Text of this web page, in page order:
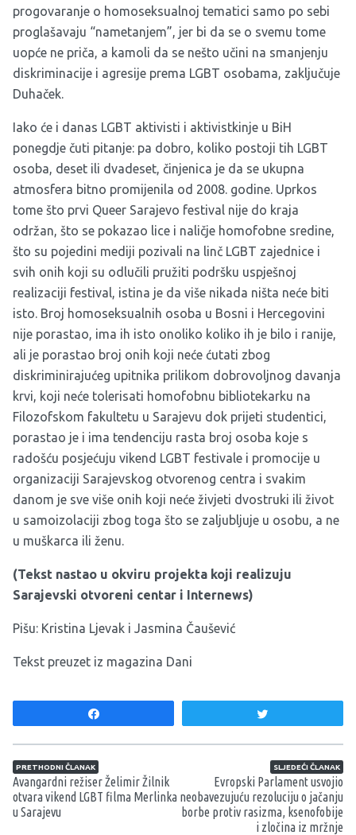
progovaranje o homoseksualnoj tematici samo po sebi
proglašavaju “nametanjem”, jer bi da se o svemu tome
uopće ne priča, a kamoli da se nešto učini na smanjenju
diskriminacije i agresije prema LGBT osobama, zaključuje
Duhaček.
Iako će i danas LGBT aktivisti i aktivistkinje u BiH
ponegdje čuti pitanje: pa dobro, koliko postoji tih LGBT
osoba, deset ili dvadeset, činjenica je da se ukupna
atmosfera bitno promijenila od 2008. godine. Uprkos
tome što prvi Queer Sarajevo festival nije do kraja
održan, što se pokazao lice i naličje homofobne sredine,
što su pojedini mediji pozivali na linč LGBT zajednice i
svih onih koji su odlučili pružiti podršku uspješnoj
realizaciji festival, istina je da više nikada ništa neće biti
isto. Broj homoseksualnih osoba u Bosni i Hercegovini
nije porastao, ima ih isto onoliko koliko ih je bilo i ranije,
ali je porastao broj onih koji neće ćutati zbog
diskriminirajućeg upitnika prilikom dobrovoljnog davanja
krvi, koji neće tolerisati homofobnu bibliotekarku na
Filozofskom fakultetu u Sarajevu dok prijeti studentici,
porastao je i ima tendenciju rasta broj osoba koje s
radošću posjećuju vikend LGBT festivale i promocije u
organizaciji Sarajevskog otvorenog centra i svakim
danom je sve više onih koji neće živjeti dvostruki ili život
u samoizolaciji zbog toga što se zaljubljuje u osobu, a ne
u muškarca ili ženu.
(Tekst nastao u okviru projekta koji realizuju
Sarajevski otvoreni centar i Internews)
Pišu: Kristina Ljevak i Jasmina Čaušević
Tekst preuzet iz magazina Dani
Navigacija članaka
PRETHODNI ČLANAK
Avangardni režiser Želimir Žilnik
otvara vikend LGBT filma Merlinka
u Sarajevu
SLJEDEĆI ČLANAK
Evropski Parlament usvojio
neobavezujuću rezoluciju o jačanju
borbe protiv rasizma, ksenofobije
i zločina iz mržnje